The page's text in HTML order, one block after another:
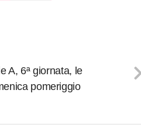
A, 6ª giornata, le
pomeriggio